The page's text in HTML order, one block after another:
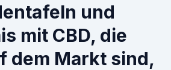
und
mit CBD, die
dem Markt sind,